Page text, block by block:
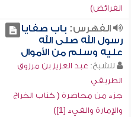
الفرائض)
الفهرس: باب صفايا
رسول الله صلى الله
عليه وسلم من الأموال
للشيخ: عبد العزيز بن مرزوق
الطريفي
جزء من محاضرة ( كتاب الخراج
والإمارة والفيء [1])